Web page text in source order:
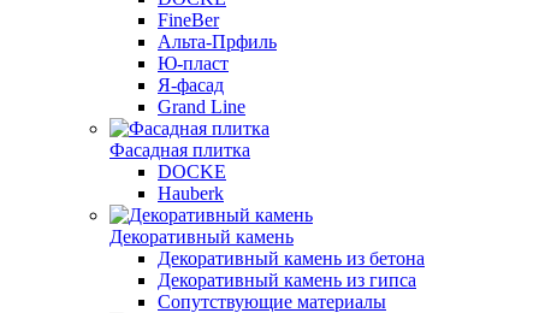
FineBer
Альта-Прфиль
Ю-пласт
Я-фасад
Grand Line
Фасадная плитка
DOCKE
Hauberk
Декоративный камень
Декоративный камень из бетона
Декоративный камень из гипса
Сопутствующие материалы